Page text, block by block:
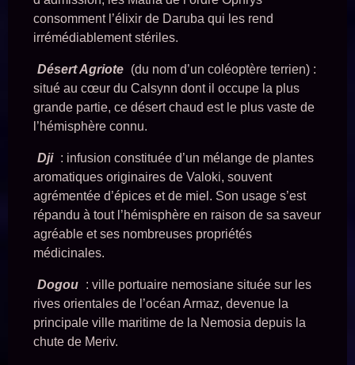
consomment l’élixir de Daruba qui les rend
irrémédiablement stériles.
Désert Agriote
(du nom d’un coléoptère terrien) :
situé au cœur du Calsynn dont il occupe la plus
grande partie, ce désert chaud est le plus vaste de
l’hémisphère connu.
Dji : infusion constituée d’un mélange de plantes
aromatiques originaires de Valoki, souvent
agrémentée d’épices et de miel. Son usage s’est
répandu à tout l’hémisphère en raison de sa saveur
agréable et ses nombreuses propriétés
médicinales.
Dogou : ville portuaire nemosiane située sur les
rives orientales de l’océan Armaz, devenue la
principale ville maritime de la Nemosia depuis la
chute de Meriv.